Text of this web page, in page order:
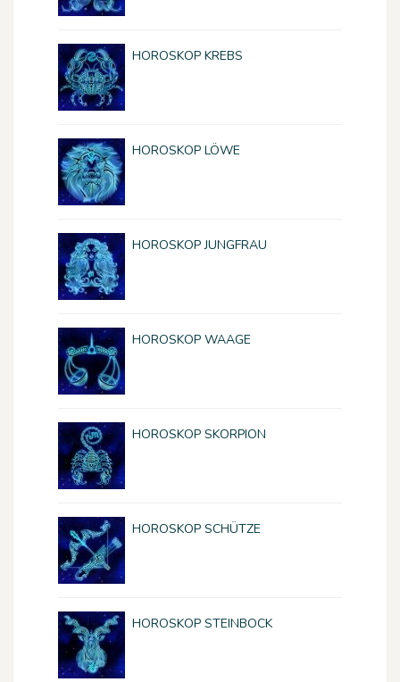
HOROSKOP KREBS
HOROSKOP LÖWE
HOROSKOP JUNGFRAU
HOROSKOP WAAGE
HOROSKOP SKORPION
HOROSKOP SCHÜTZE
HOROSKOP STEINBOCK